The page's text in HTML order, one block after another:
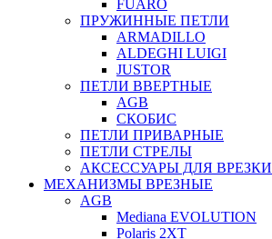
FUARO
ПРУЖИННЫЕ ПЕТЛИ
ARMADILLO
ALDEGHI LUIGI
JUSTOR
ПЕТЛИ ВВЕРТНЫЕ
AGB
СКОБИС
ПЕТЛИ ПРИВАРНЫЕ
ПЕТЛИ СТРЕЛЫ
АКСЕССУАРЫ ДЛЯ ВРЕЗКИ
МЕХАНИЗМЫ ВРЕЗНЫЕ
AGB
Mediana EVOLUTION
Polaris 2XT